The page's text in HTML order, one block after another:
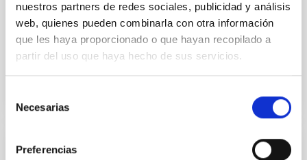
nuestros partners de redes sociales, publicidad y análisis
web, quienes pueden combinarla con otra información
que les haya proporcionado o que hayan recopilado a
partir del uso que haya hecho de sus servicios.
Necesarias
Preferencias
Casiana Muñoz Tuñón
Cerrado
INVESTIGACIÓN